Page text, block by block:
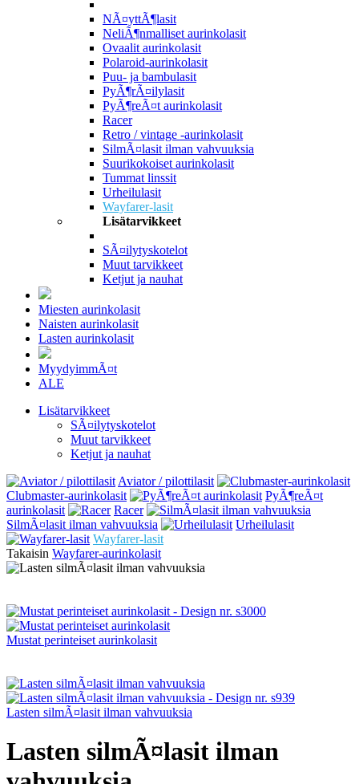
NÃ¤yttÃ¶lasit
NeliÃ¶nmalliset aurinkolasit
Ovaalit aurinkolasit
Polaroid-aurinkolasit
Puu- ja bambulasit
PyÃ¶rÃ¤ilylasit
PyÃ¶reÃ¤t aurinkolasit
Racer
Retro / vintage -aurinkolasit
SilmÃ¤lasit ilman vahvuuksia
Suurikokoiset aurinkolasit
Tummat linssit
Urheilulasit
Wayfarer-lasit
Lisätarvikkeet
SÃ¤ilytyskotelot
Muut tarvikkeet
Ketjut ja nauhat
Miesten aurinkolasit
Naisten aurinkolasit
Lasten aurinkolasit
MyydyimmÃ¤t
ALE
Lisätarvikkeet
SÃ¤ilytyskotelot
Muut tarvikkeet
Ketjut ja nauhat
Aviator / pilottilasit
Clubmaster-aurinkolasit
PyÃ¶reÃ¤t
aurinkolasit
Racer
SilmÃ¤lasit ilman vahvuuksia
Urheilulasit
Wayfarer-lasit
Takaisin Wayfarer-aurinkolasit
Mustat perinteiset aurinkolasit
Lasten silmÃ¤lasit ilman vahvuuksia
Lasten silmÃ¤lasit ilman